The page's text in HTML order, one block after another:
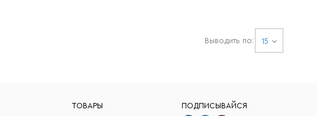
Выводить по: 15
ТОВАРЫ ПОДПИСЫВАЙСЯ